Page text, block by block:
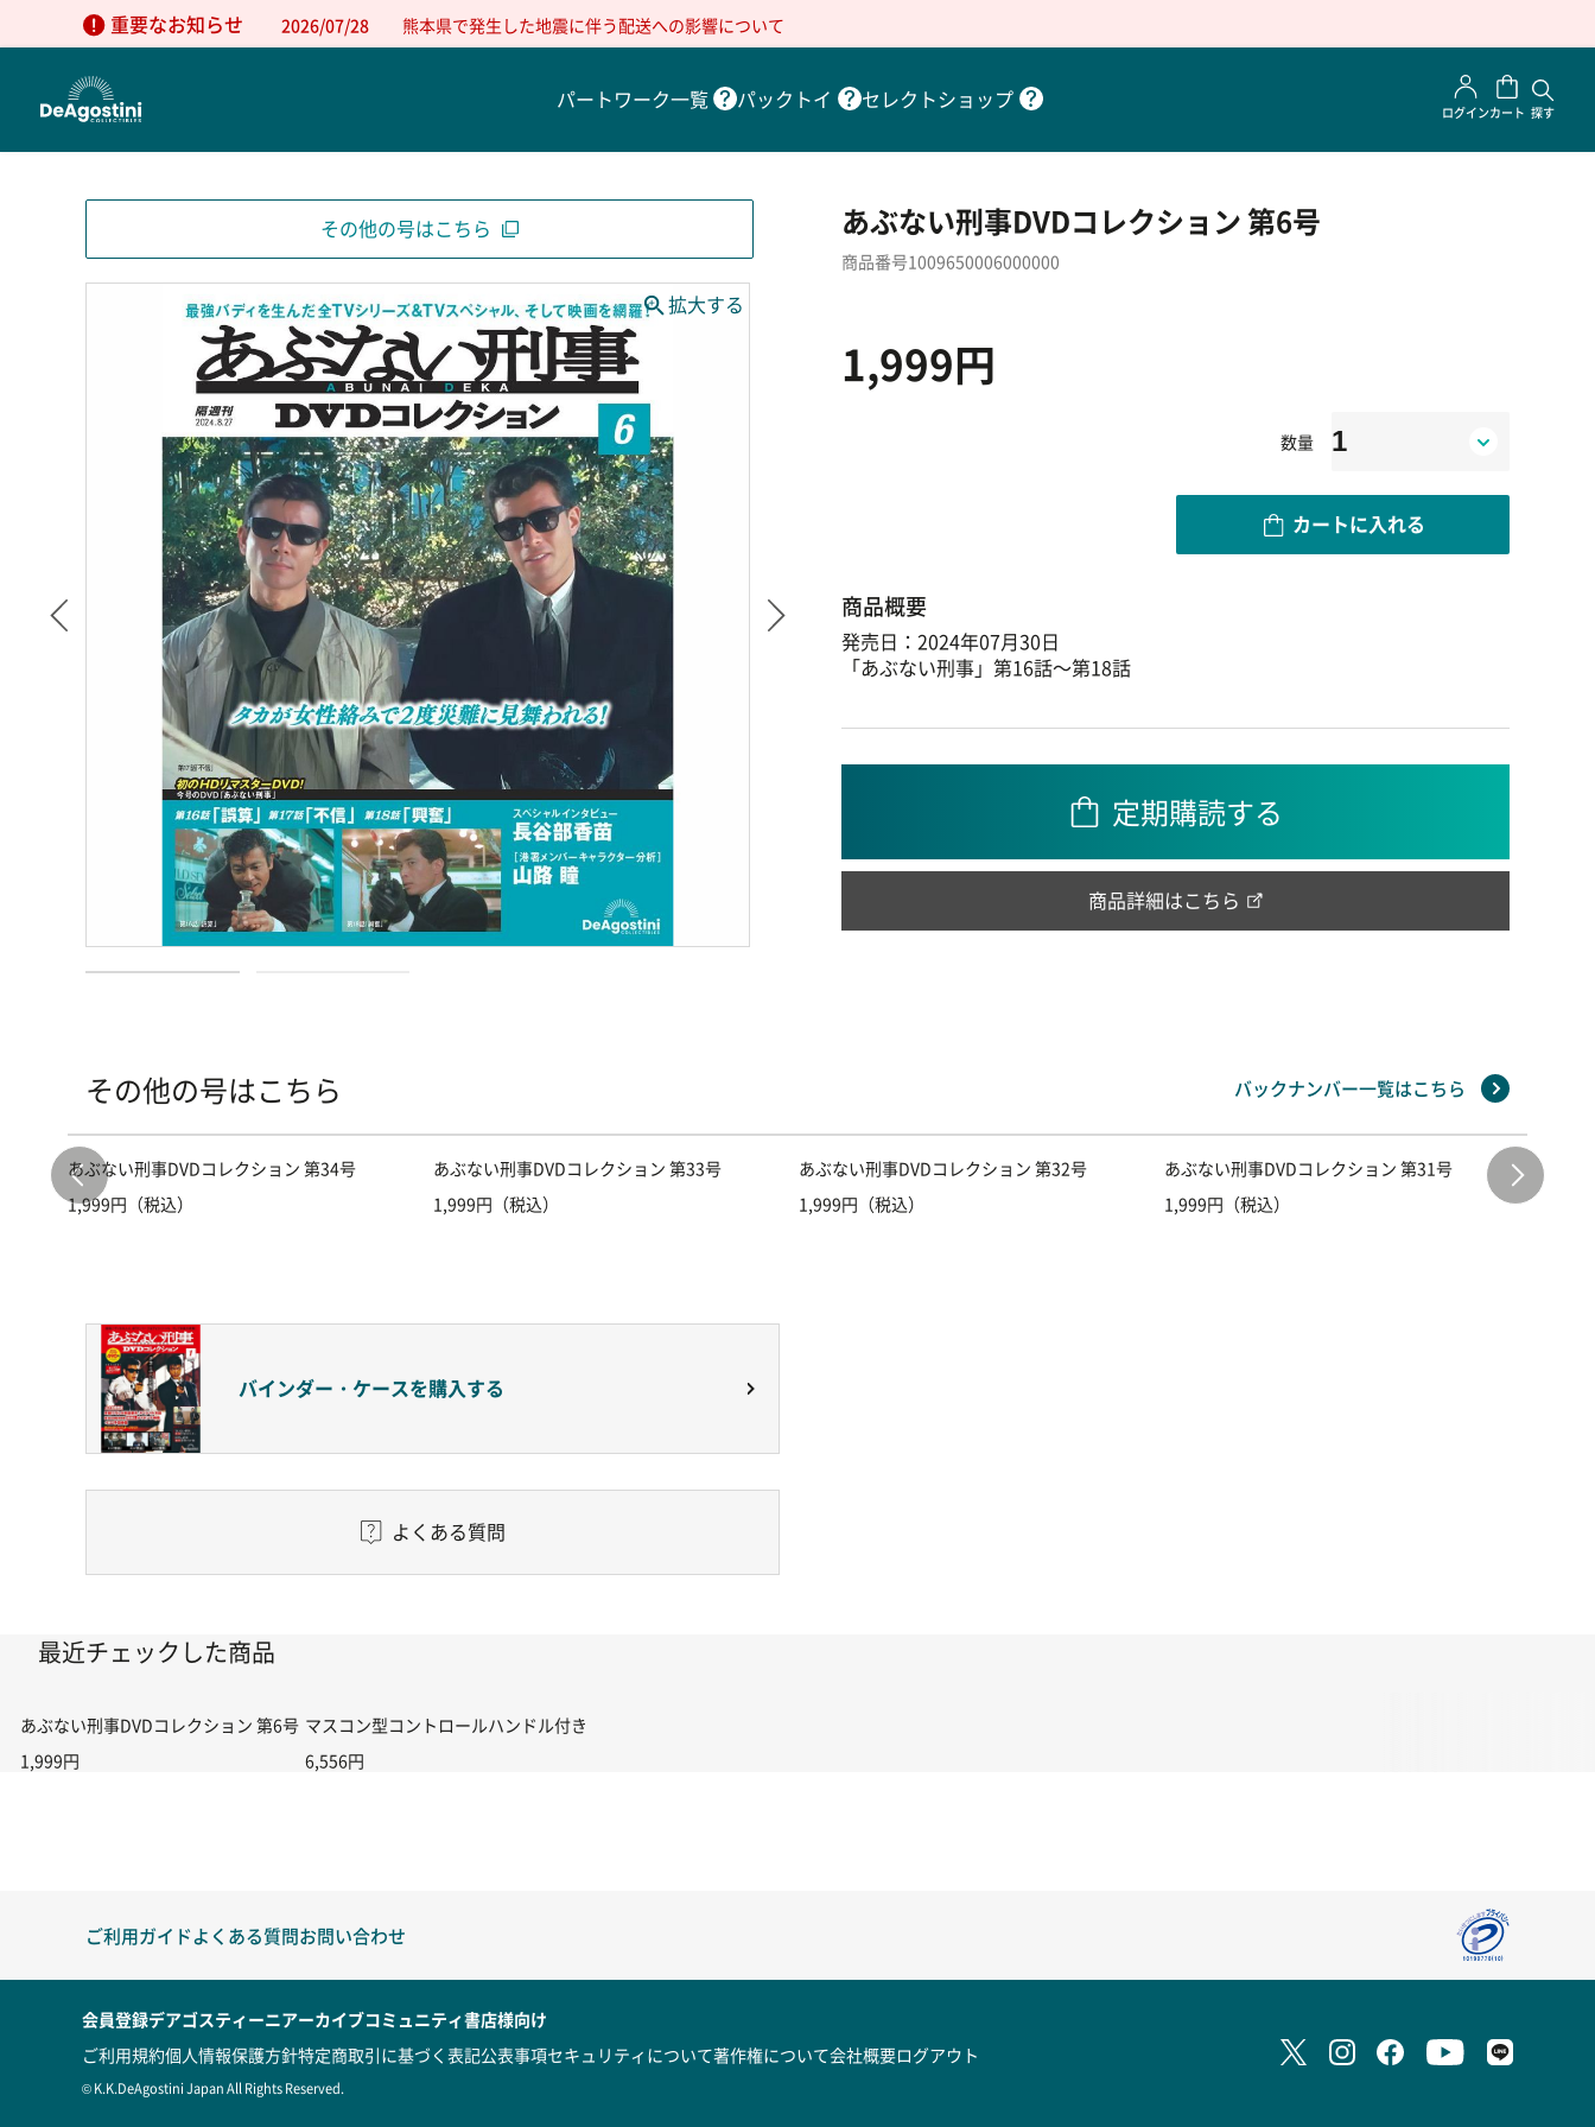
2026/07/28
重要なお知らせ 熊本県で発生した地震に伴う配送への影響について
パートワーク一覧 パックトイ セレクトショップ ログインカート 探す
その他の号はこちら あぶない刑事DVDコレクション 第6号
商品番号1009650006000000
1,999円
数量
カートに入れる
商品概要
発売日：2024年07月30日
「あぶない刑事」第16話～第18話
定期購読する
商品詳細はこちら
その他の号はこちら
あぶない刑事DVDコレクション 第34号
1,999円（税込）
あぶない刑事DVDコレクション 第33号
1,999円（税込）
あぶない刑事DVDコレクション 第32号
1,999円（税込）
あぶない刑事DVDコレクション 第31号
1,999円（税込）
あぶな
1,999円
バックナンバー一覧はこちら
バインダー・ケースを購入する
よくある質問
最近チェックした商品
あぶない刑事DVDコレクション 第6号
1,999円
マスコン型コントロールハンドル付き コントローラー＆ポイント切り替えスイッチRC-02/C002 /A062
6,556円
ご利用ガイドよくある質問お問い合わせ
会員登録デアゴスティーニアーカイブコミュニティ書店様向け
ご利用規約個人情報保護方針特定商取引に基づく表記公表事項セキュリティについて著作権について会社概要ログアウト
© K.K.DeAgostini Japan All Rights Reserved.